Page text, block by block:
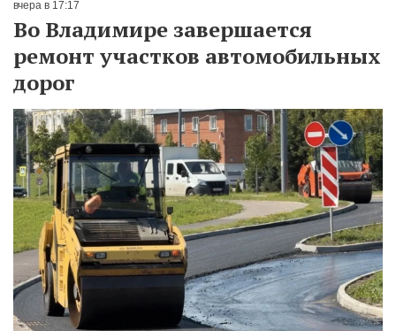
вчера в 17:17
Во Владимире завершается
ремонт участков автомобильных
дорог